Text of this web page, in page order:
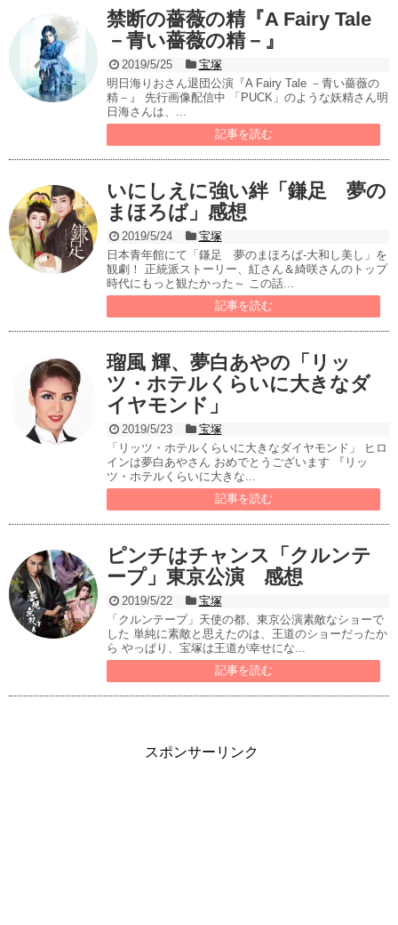
禁断の薔薇の精『A Fairy Tale
－青い薔薇の精－』
2019/5/25
宝塚
明日海りおさん退団公演『A Fairy Tale －青い薔薇の
精－』 先行画像配信中 「PUCK」のような妖精さん明
日海さんは、...
記事を読む
いにしえに強い絆「鎌足 夢の
まほろば」感想
2019/5/24
宝塚
日本青年館にて「鎌足 夢のまほろば-大和し美し」を
観劇！ 正統派ストーリー、紅さん＆綺咲さんのトップ
時代にもっと観たかった～ この話...
記事を読む
瑠風 輝、夢白あやの「リッ
ツ・ホテルくらいに大きなダ
イヤモンド」
2019/5/23
宝塚
「リッツ・ホテルくらいに大きなダイヤモンド」 ヒロ
インは夢白あやさん おめでとうございます 『リッ
ツ・ホテルくらいに大きな...
記事を読む
ピンチはチャンス「クルンテ
ープ」東京公演 感想
2019/5/22
宝塚
「クルンテープ」天使の都、東京公演素敵なショーで
した 単純に素敵と思えたのは、王道のショーだったか
ら やっぱり、宝塚は王道が幸せにな...
記事を読む
スポンサーリンク